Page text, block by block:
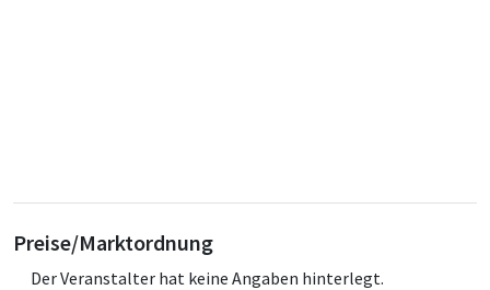
Preise/Marktordnung
Der Veranstalter hat keine Angaben hinterlegt.